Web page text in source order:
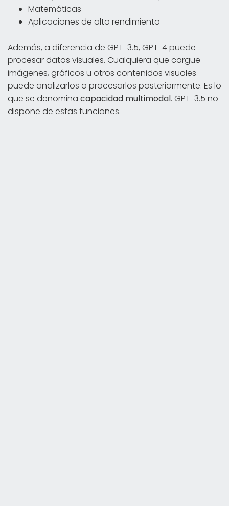
Matemáticas
Aplicaciones de alto rendimiento
Además, a diferencia de GPT-3.5, GPT-4 puede
procesar datos visuales. Cualquiera que cargue
imágenes, gráficos u otros contenidos visuales
puede analizarlos o procesarlos posteriormente. Es lo
que se denomina capacidad multimodal. GPT-3.5 no
dispone de estas funciones.